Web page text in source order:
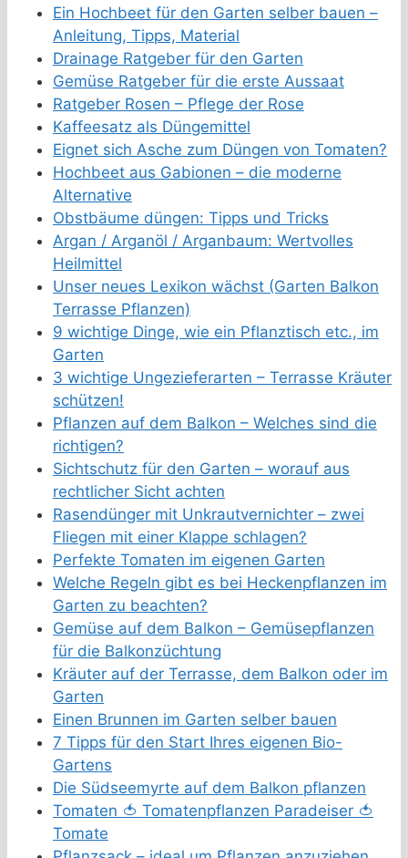
Ein Hochbeet für den Garten selber bauen –
Anleitung, Tipps, Material
Drainage Ratgeber für den Garten
Gemüse Ratgeber für die erste Aussaat
Ratgeber Rosen – Pflege der Rose
Kaffeesatz als Düngemittel
Eignet sich Asche zum Düngen von Tomaten?
Hochbeet aus Gabionen – die moderne
Alternative
Obstbäume düngen: Tipps und Tricks
Argan / Arganöl / Arganbaum: Wertvolles
Heilmittel
Unser neues Lexikon wächst (Garten Balkon
Terrasse Pflanzen)
9 wichtige Dinge, wie ein Pflanztisch etc., im
Garten
3 wichtige Ungezieferarten – Terrasse Kräuter
schützen!
Pflanzen auf dem Balkon – Welches sind die
richtigen?
Sichtschutz für den Garten – worauf aus
rechtlicher Sicht achten
Rasendünger mit Unkrautvernichter – zwei
Fliegen mit einer Klappe schlagen?
Perfekte Tomaten im eigenen Garten
Welche Regeln gibt es bei Heckenpflanzen im
Garten zu beachten?
Gemüse auf dem Balkon – Gemüsepflanzen
für die Balkonzüchtung
Kräuter auf der Terrasse, dem Balkon oder im
Garten
Einen Brunnen im Garten selber bauen
7 Tipps für den Start Ihres eigenen Bio-
Gartens
Die Südseemyrte auf dem Balkon pflanzen
Tomaten 🍅 Tomatenpflanzen Paradeiser 🍅
Tomate